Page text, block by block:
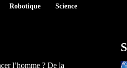
Robotique Science
l’homme ? De la